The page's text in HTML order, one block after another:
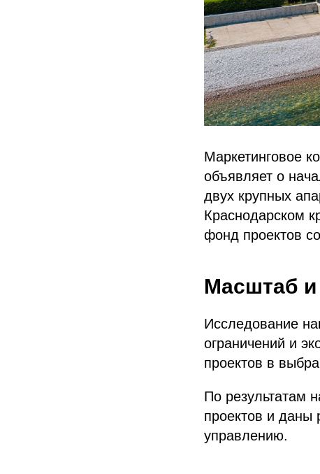
Маркетинговое
объявляет о
двух крупных
Краснодарском
фонд проектов
Масштаб и
Исследование
ограничений и
проектов в
По результатам
проектов и даны
управлению.